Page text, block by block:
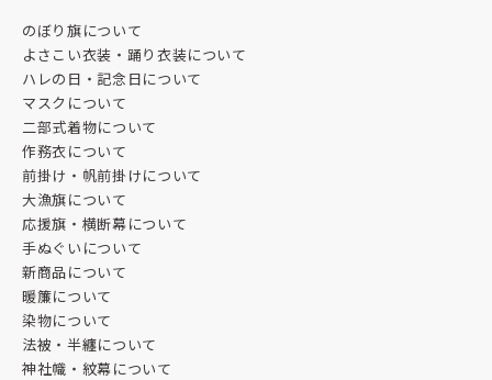
のぼり旗について
よさこい衣装・踊り衣装について
ハレの日・記念日について
マスクについて
二部式着物について
作務衣について
前掛け・帆前掛けについて
大漁旗について
応援旗・横断幕について
手ぬぐいについて
新商品について
暖簾について
染物について
法被・半纏について
神社幟・紋幕について